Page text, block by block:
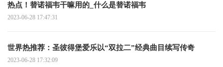
热点！替诺福韦干嘛用的_什么是替诺福韦
2023-06-28 17:47:31
世界热推荐：圣彼得堡爱乐以“双拉二”经典曲目续写传奇
2023-06-28 17:32:09